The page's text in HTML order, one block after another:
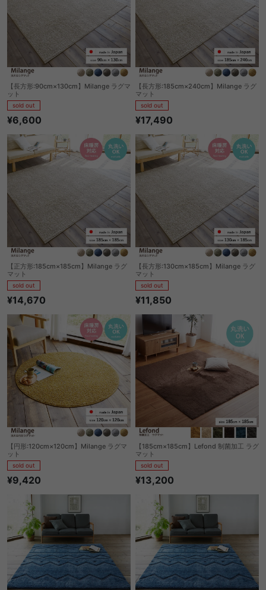
【長方形:90cm×130cm】Milange ラグマ
ット
sold out
¥6,600
【長方形:185cm×240cm】Milange ラグ
マット
sold out
¥17,490
【正方形:185cm×185cm】Milange ラグ
マット
sold out
¥14,670
【長方形:130cm×185cm】Milange ラグ
マット
sold out
¥11,850
【円形:120cm×120cm】Milange ラグマ
ット
sold out
¥9,420
【185cm×185cm】Lefond 制菌加工 ラグ
マット
sold out
¥13,200